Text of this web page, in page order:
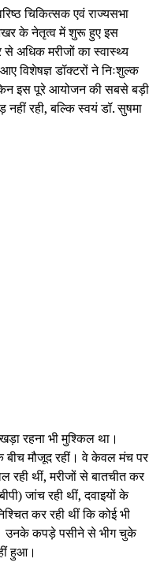
चिकित्सक एवं राज्यसभा
के नेतृत्व में शुरू हुए इस
अधिक मरीजों का स्वास्थ्य
विशेषज्ञ डॉक्टरों ने निःशुल्क
इस पूरे आयोजन की सबसे बड़ी
नहीं रही, बल्कि स्वयं डॉ. सुषमा
रहना भी मुश्किल था।
बीच मौजूद रहीं। वे केवल मंच पर
रही थीं, मरीजों से बातचीत कर
जांच रही थीं, दवाइयों के
कर रही थीं कि कोई भी
उनके कपड़े पसीने से भीग चुके
हुआ।